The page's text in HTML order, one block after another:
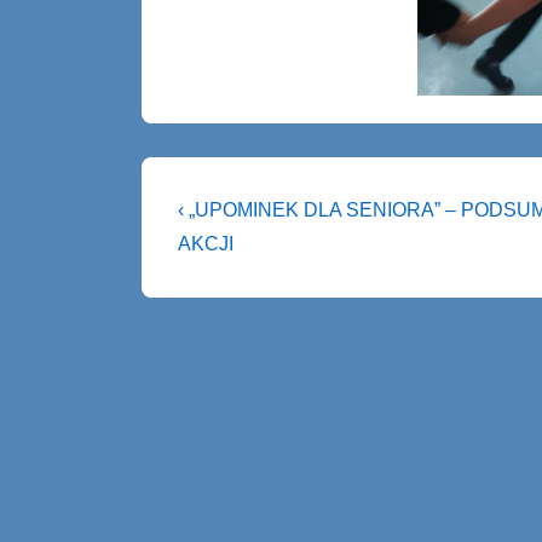
Nawigacja
wpisu
Previous
Post
‹ „UPOMINEK DLA SENIORA” –
AKCJI